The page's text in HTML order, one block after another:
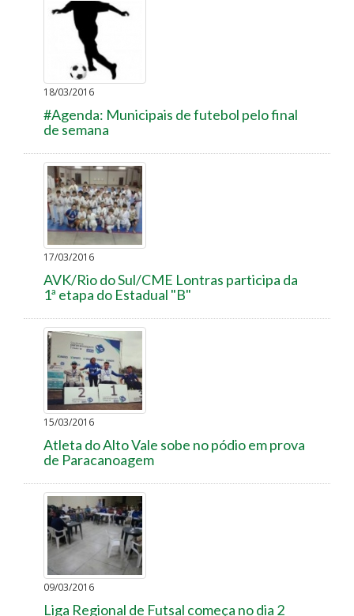
18/03/2016
#Agenda: Municipais de futebol pelo final
de semana
17/03/2016
AVK/Rio do Sul/CME Lontras participa da
1ª etapa do Estadual "B"
15/03/2016
Atleta do Alto Vale sobe no pódio em prova
de Paracanoagem
09/03/2016
Liga Regional de Futsal começa no dia 2